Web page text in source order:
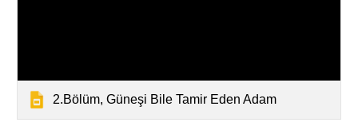
2.Bölüm, Güneşi Bile Tamir Eden Adam